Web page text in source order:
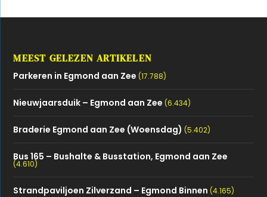
MEEST GELEZEN ARTIKELEN
Parkeren in Egmond aan Zee (17.788)
Nieuwjaarsduik – Egmond aan Zee (6.434)
Braderie Egmond aan Zee (Woensdag) (5.402)
Bus 165 – Bushalte & Busstation, Egmond aan Zee
(4.610)
Strandpaviljoen Zilverzand – Egmond Binnen (4.165)